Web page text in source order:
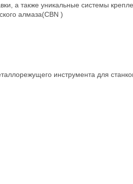
а также уникальные системы
алмаза(CBN )
инструмента для